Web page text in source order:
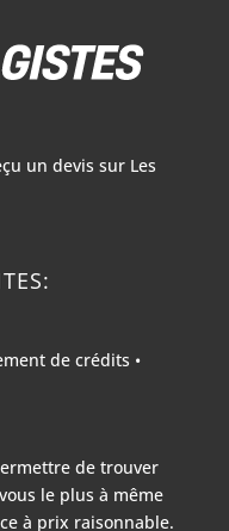
un devis sur Les
de crédits •
de trouver
le plus à même
à prix raisonnable.